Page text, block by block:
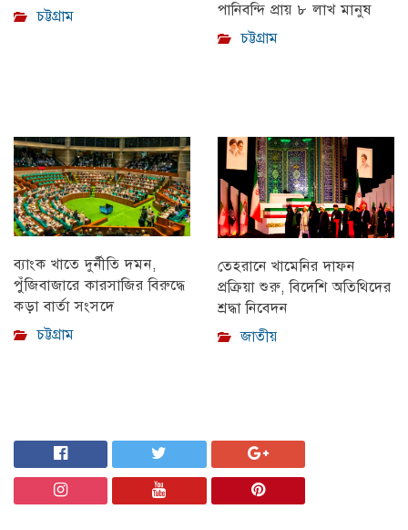
চট্টগ্রাম
পানিবন্দি প্রায় ৮ লাখ মানুষ
চট্টগ্রাম
ব্যাংক খাতে দুর্নীতি দমন,
পুঁজিবাজারে কারসাজির বিরুদ্ধে
কড়া বার্তা সংসদে
চট্টগ্রাম
তেহরানে খামেনির দাফন
প্রক্রিয়া শুরু, বিদেশি অতিথিদের
শ্রদ্ধা নিবেদন
জাতীয়